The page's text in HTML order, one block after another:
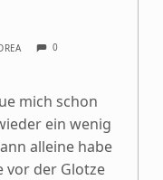
0
mich schon
ein wenig
alleine habe
vor der Glotze